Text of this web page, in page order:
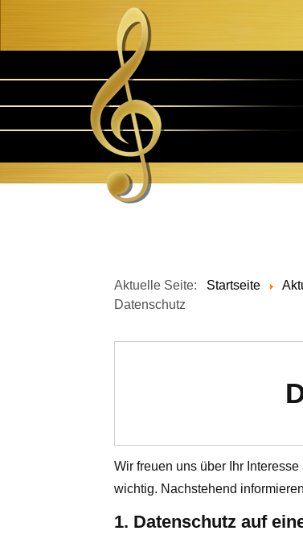
Aktuelle Seite: Startseite
Datenschutz
Wir freuen uns über Ihr
wichtig. Nachstehend
1. Datenschutz auf